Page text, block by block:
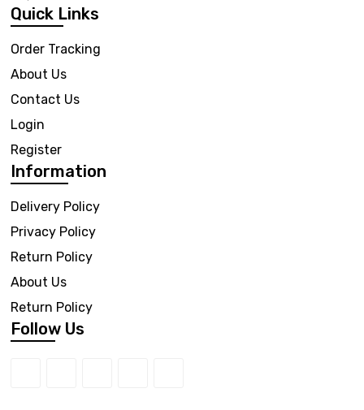
Quick Links
Order Tracking
About Us
Contact Us
Login
Register
Information
Delivery Policy
Privacy Policy
Return Policy
About Us
Return Policy
Follow Us